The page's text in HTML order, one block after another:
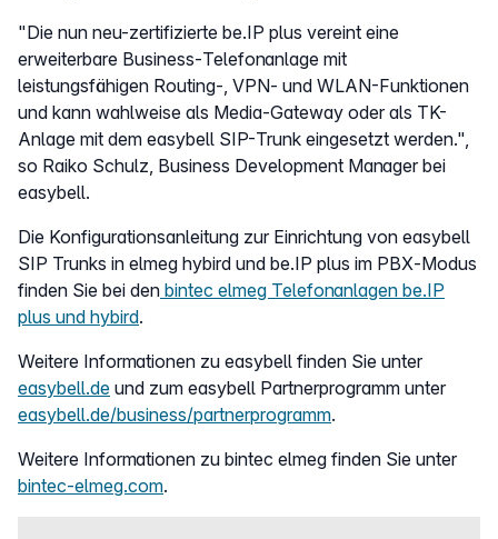
"Die nun neu-zertifizierte be.IP plus vereint eine
erweiterbare Business-Telefonanlage mit
leistungsfähigen Routing-, VPN- und WLAN-Funktionen
und kann wahlweise als Media-Gateway oder als TK-
Anlage mit dem easybell SIP-Trunk eingesetzt werden.",
so Raiko Schulz, Business Development Manager bei
easybell.
Die Konfigurationsanleitung zur Einrichtung von easybell
SIP Trunks in elmeg hybird und be.IP plus im PBX‑Modus
finden Sie bei den bintec elmeg Telefonanlagen be.IP
plus und hybird.
Weitere Informationen zu easybell finden Sie unter
easybell.de und zum easybell Partnerprogramm unter
easybell.de/business/partnerprogramm.
Weitere Informationen zu bintec elmeg finden Sie unter
bintec-elmeg.com.